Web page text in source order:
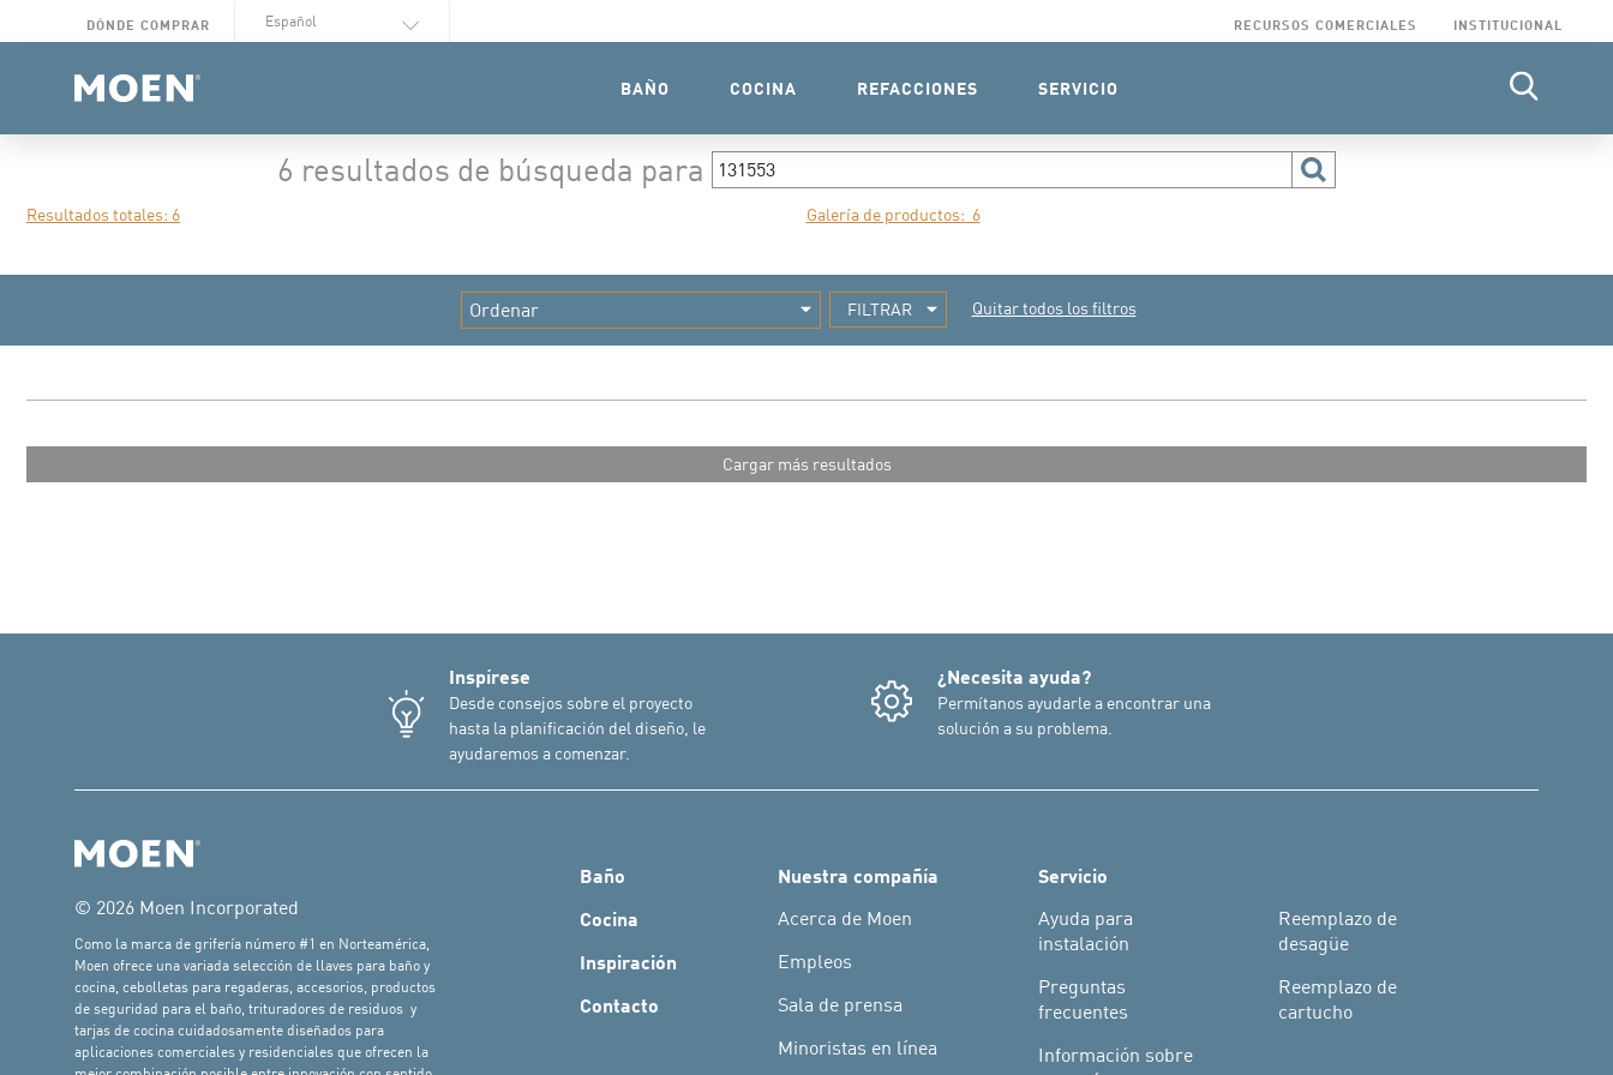
DÓNDE COMPRAR Seleccionar idioma RECURSOS COMERCIALES INSTITUCIONAL
BAÑO COCINA REFACCIONES SERVICIO
6 resultados de búsqueda para
búsqueda
Resultados totales: 6
Galería de productos: 6
FILTRAR Quitar todos los filtros
Cargar más resultados
Inspírese
Desde consejos sobre el proyecto
hasta la planificación del diseño, le
ayudaremos a comenzar.
¿Necesita ayuda?
Permítanos ayudarle a encontrar una
solución a su problema.
© 2026 Moen Incorporated
Como la marca de grifería número #1 en Norteamérica,
Moen ofrece una variada selección de llaves para baño y
cocina, cebolletas para regaderas, accesorios, productos
de seguridad para el baño, trituradores de residuos y
tarjas de cocina cuidadosamente diseñados para
aplicaciones comerciales y residenciales que ofrecen la
Baño
Cocina
Inspiración
Contacto
Nuestra compañía
Acerca de Moen
Empleos
Sala de prensa
Minoristas en línea
Servicio
Ayuda para
instalación
Preguntas
frecuentes
Información sobre
Reemplazo de
desagüe
Reemplazo de
cartucho